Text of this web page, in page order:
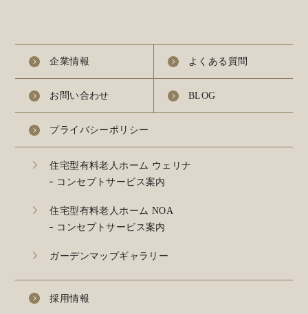
企業情報 よくある質問
お問い合わせ BLOG
プライバシーポリシー
住宅型有料老人ホーム ウェリナ
コンセプトサービス案内
住宅型有料老人ホーム NOA
コンセプトサービス案内
ガーデンマップギャラリー
採用情報